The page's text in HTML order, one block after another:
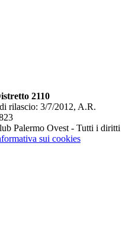
2110
rilascio: 3/7/2012, A.R.
Palermo Ovest - Tutti i diritti
sui cookies